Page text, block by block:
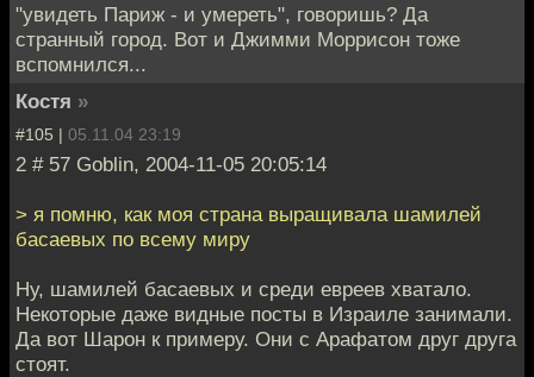
"увидеть Париж - и умереть", говоришь? Да
странный город. Вот и Джимми Моррисон тоже
вспомнился...
Костя »
#105 | 05.11.04 23:19
2 # 57 Goblin, 2004-11-05 20:05:14
> я помню, как моя страна выращивала шамилей
басаевых по всему миру
Ну, шамилей басаевых и среди евреев хватало.
Некоторые даже видные посты в Израиле занимали.
Да вот Шарон к примеру. Они с Арафатом друг друга
стоят.